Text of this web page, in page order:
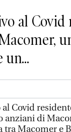
al
un...
Covid
anziani di
Macomer e